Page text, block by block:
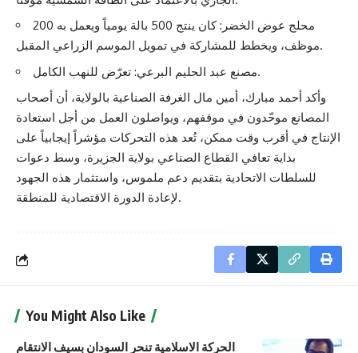
محلج عوض الخضر: كان ينتج 500 بالة يومياً ويعمل به 200
موظف، ويخطط للمشاركة في تمويل الموسم الزراعي المقبل.
مصنع عبد الحليم البرعي: تعرّض للنهب الكامل.
وأكد أحمد مبارك، أمين مال الغرفة الصناعية بالولاية، أن أصحاب
المصانع موحّدون في موقفهم، ويواصلون العمل من أجل استعادة
الإنتاج في أقرب وقت ممكن، تُعد هذه التحركات مؤشراً إيجابياً على
بداية تعافي القطاع الصناعي بولاية الجزيرة، وسط دعوات
للسلطات الاتحادية بتقديم دعم ملموس، واستثمار هذه الجهود
لإعادة الدورة الاقتصادية للمنطقة.
You Might Also Like
الحركة الاسلامية تنحر السودان بسيف الانتقام